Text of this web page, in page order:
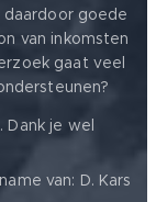
daardoor goede
van inkomsten
gaat veel
Dank je wel
van: D. Kars